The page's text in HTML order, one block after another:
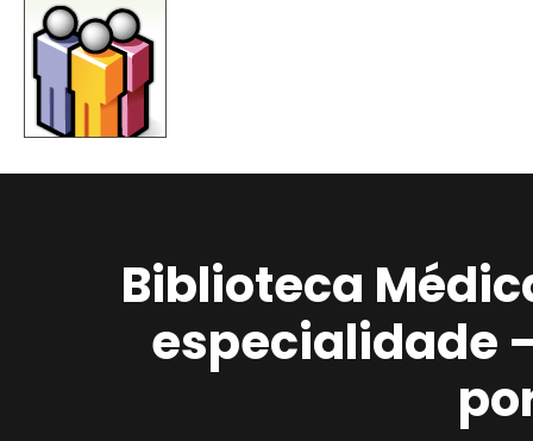
Biblioteca
especialidade